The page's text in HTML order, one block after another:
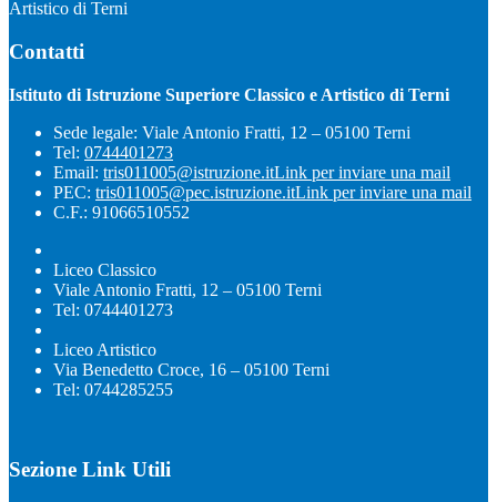
Artistico di Terni
Contatti
Istituto di Istruzione Superiore Classico e Artistico di Terni
Sede legale: Viale Antonio Fratti, 12 – 05100 Terni
Tel: 0744401273
Email: tris011005@istruzione.itLink per inviare una mail
PEC: tris011005@pec.istruzione.itLink per inviare una mail
C.F.: 91066510552
Liceo Classico
Viale Antonio Fratti, 12 – 05100 Terni
Tel: 0744401273
Liceo Artistico
Via Benedetto Croce, 16 – 05100 Terni
Tel: 0744285255
Sezione Link Utili